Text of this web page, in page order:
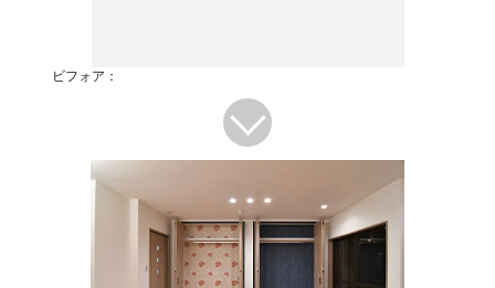
ビフォア：